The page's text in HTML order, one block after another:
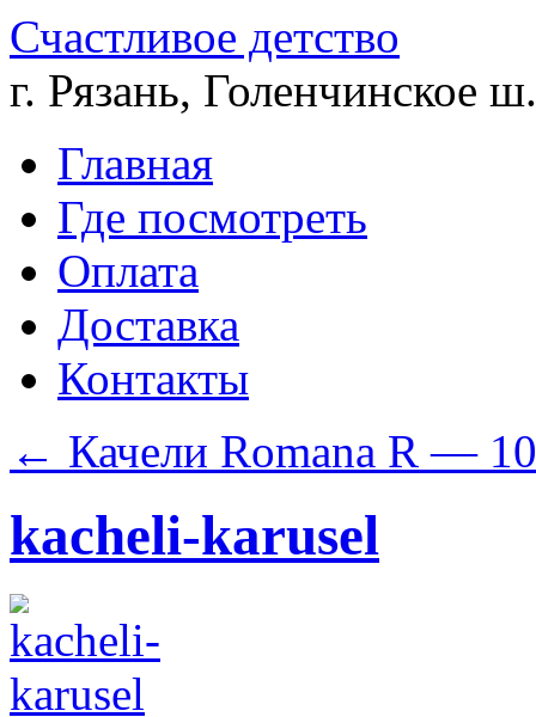
Счастливое детство
г. Рязань, Голенчинское
Главная
Где посмотреть
Оплата
Доставка
Контакты
← Качели Romana R —
kacheli-karusel